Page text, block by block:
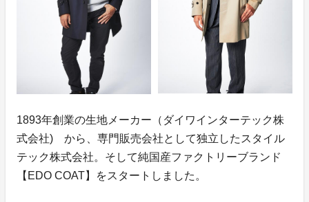
1893年創業の生地メーカー（ダイワインターテック株
式会社) から、専門販売会社として独立したスタイル
テック株式会社。そして純国産ファクトリーブランド
【EDO COAT】をスタートしました。